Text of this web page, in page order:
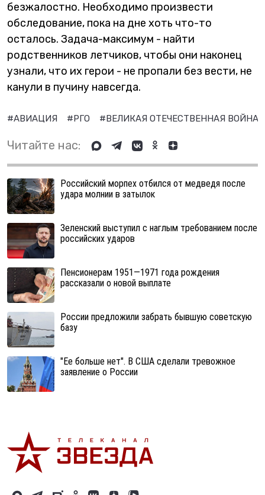
безжалостно. Необходимо произвести
обследование, пока на дне хоть что-то
осталось. Задача-максимум - найти
родственников летчиков, чтобы они наконец
узнали, что их герои - не пропали без вести, не
канули в пучину навсегда.
#АВИАЦИЯ #РГО #ВЕЛИКАЯ ОТЕЧЕСТВЕННАЯ ВОЙНА
Читайте нас:
Российский морпех отбился от медведя после
удара молнии в затылок
Зеленский выступил с наглым требованием после
российских ударов
Пенсионерам 1951—1971 года рождения
рассказали о новой выплате
России предложили забрать бывшую советскую
базу
"Ее больше нет". В США сделали тревожное
заявление о России